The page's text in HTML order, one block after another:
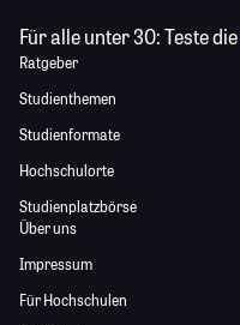
Für alle unter 30:Teste die
Ratgeber
Studienthemen
Studienformate
Hochschulorte
Studienplatzbörse
Über uns
Impressum
Für Hochschulen